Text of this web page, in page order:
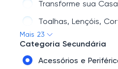
Utilidades Domésticas
Mais 23
Categoria Secundária